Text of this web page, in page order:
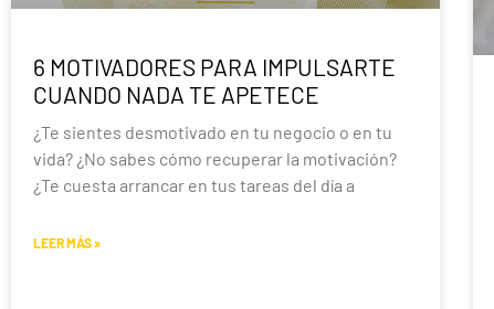
6 MOTIVADORES PARA IMPULSARTE
CUANDO NADA TE APETECE
¿Te sientes desmotivado en tu negocio o en tu
vida? ¿No sabes cómo recuperar la motivación?
¿Te cuesta arrancar en tus tareas del día a
LEER MÁS »